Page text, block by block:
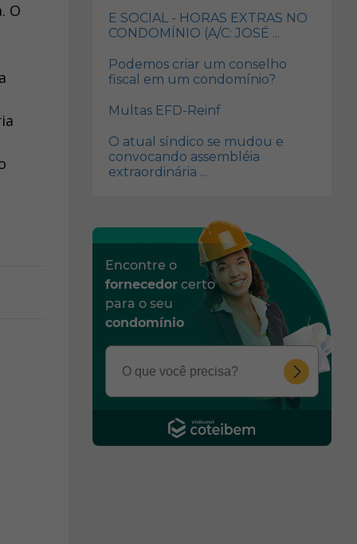
O
E SOCIAL - HORAS EXTRAS NO
CONDOMÍNIO (A/C: JOSÉ ...
Podemos criar um conselho
fiscal em um condomínio?
Multas EFD-Reinf
O atual síndico se mudou e
convocando assembléia
extraordinária ...
Encontre o
fornecedor certo
para o seu
condomínio